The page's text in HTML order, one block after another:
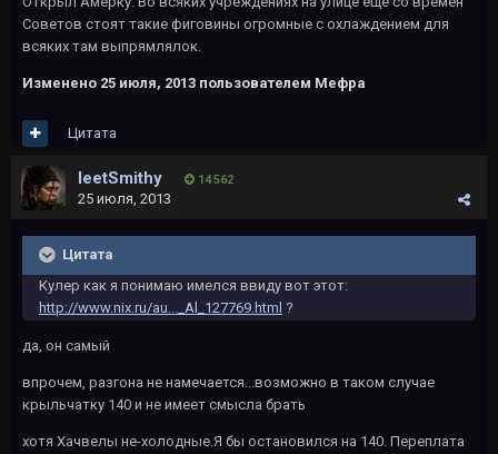
Советов стоят такие фиговины огромные с охлаждением для
всяких там выпрямлялок.
Изменено 25 июля, 2013 пользователем Мефра
Цитата
leetSmithy 14 562
25 июля, 2013
Цитата
Кулер как я понимаю имелся ввиду вот этот:
http://www.nix.ru/au..._Al_127769.html ?
да, он самый
впрочем, разгона не намечается...возможно в таком случае
крыльчатку 140 и не имеет смысла брать
хотя Хачвелы не-холодные.Я бы остановился на 140. Переплата